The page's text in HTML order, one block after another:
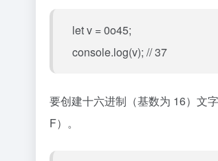
let v = 0o45;
console.log(v); // 37
要创建十六进制（基数为 16）文
F）。